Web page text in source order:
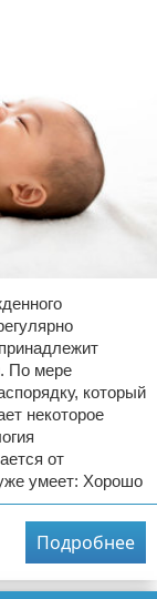
По мере
который
некоторое
от
умеет: Хорошо
Подробнее